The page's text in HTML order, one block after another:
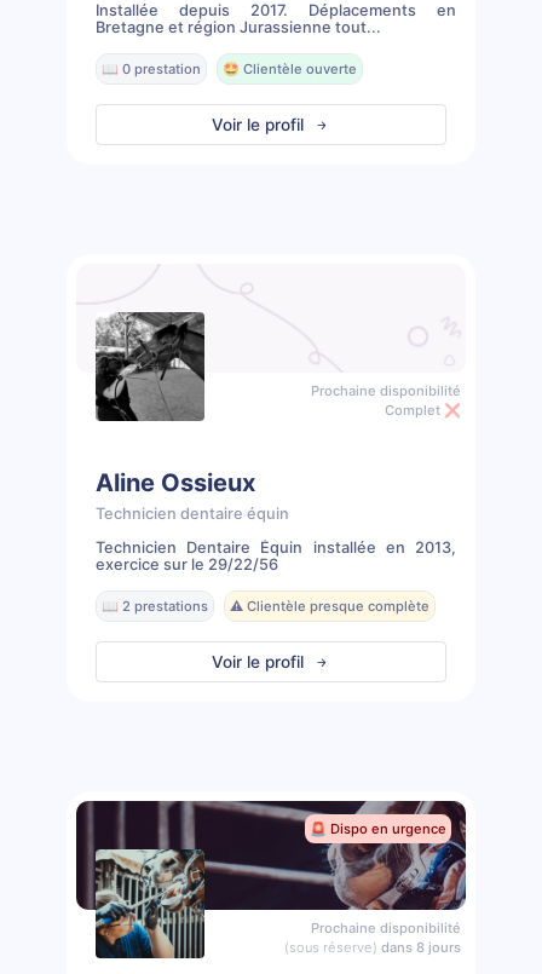
Installée depuis 2017. Déplacements en
Bretagne et région Jurassienne tout...
📖 0 prestation 🤩 Clientèle ouverte
Voir le profil
Prochaine disponibilité
Complet ❌
Aline Ossieux
Technicien dentaire équin
Technicien Dentaire Équin installée en 2013,
exercice sur le 29/22/56
📖 2 prestations ⚠️ Clientèle presque complète
Voir le profil
🚨 Dispo en urgence
Prochaine disponibilité
(sous réserve) dans 8 jours